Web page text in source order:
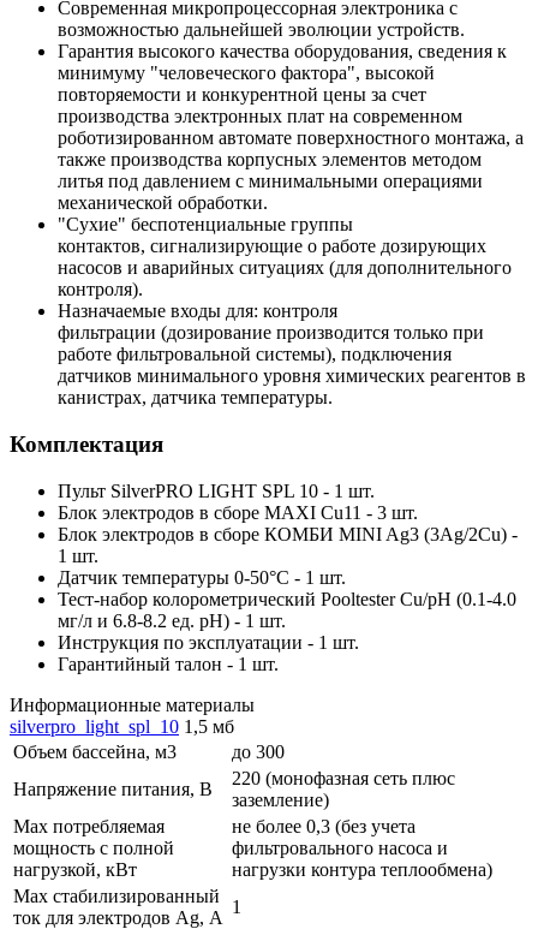
Современная микропроцессорная электроника с
возможностью дальнейшей эволюции устройств.
Гарантия высокого качества оборудования, сведения к
минимуму "человеческого фактора", высокой
повторяемости и конкурентной цены за счет
производства электронных плат на современном
роботизированном автомате поверхностного монтажа, а
также производства корпусных элементов методом
литья под давлением с минимальными операциями
механической обработки.
"Сухие" беспотенциальные группы
контактов, сигнализирующие о работе дозирующих
насосов и аварийных ситуациях (для дополнительного
контроля).
Назначаемые входы для: контроля
фильтрации (дозирование производится только при
работе фильтровальной системы), подключения
датчиков минимального уровня химических реагентов в
канистрах, датчика температуры.
Комплектация
Пульт SilverPRO LIGHT SPL 10 - 1 шт.
Блок электродов в сборе MAXI Cu11 - 3 шт.
Блок электродов в сборе КОМБИ MINI Ag3 (3Ag/2Cu) -
1 шт.
Датчик температуры 0-50°С - 1 шт.
Тест-набор колорометрический Pooltester Cu/pH (0.1-4.0
мг/л и 6.8-8.2 ед. pH) - 1 шт.
Инструкция по эксплуатации - 1 шт.
Гарантийный талон - 1 шт.
Информационные материалы
silverpro_light_spl_10 1,5 мб
Объем бассейна, м3
до 300
Напряжение питания, В
220 (монофазная сеть плюс
заземление)
Max потребляемая
мощность с полной
нагрузкой, кВт
не более 0,3 (без учета
фильтровального насоса и
нагрузки контура теплообмена)
Max стабилизированный
ток для электродов Ag, А
1